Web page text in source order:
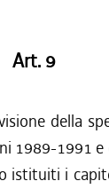
Art. 9
della
1989-1991 e
istituiti i